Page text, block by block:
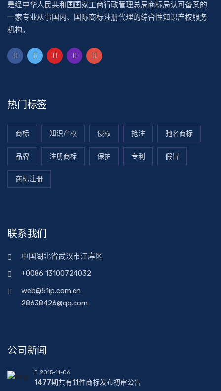
是经中华人民共和国国家工商行政管理总局商标局认可备案的
一家专业从事国内、国际商标注册代理的综合性知识产权服务
机构。
热门标签
商标 知识产权 侵权 抢注 驰名商标
品牌 注册商标 保护 专利 假冒
商标注册
联系我们
中国湖北省武汉市江岸区
+0086 13100724032
web@51ip.com.cn
28638426@qq.com
公司新闻
2015-11-06
1477期共有11件商标发布初审公告